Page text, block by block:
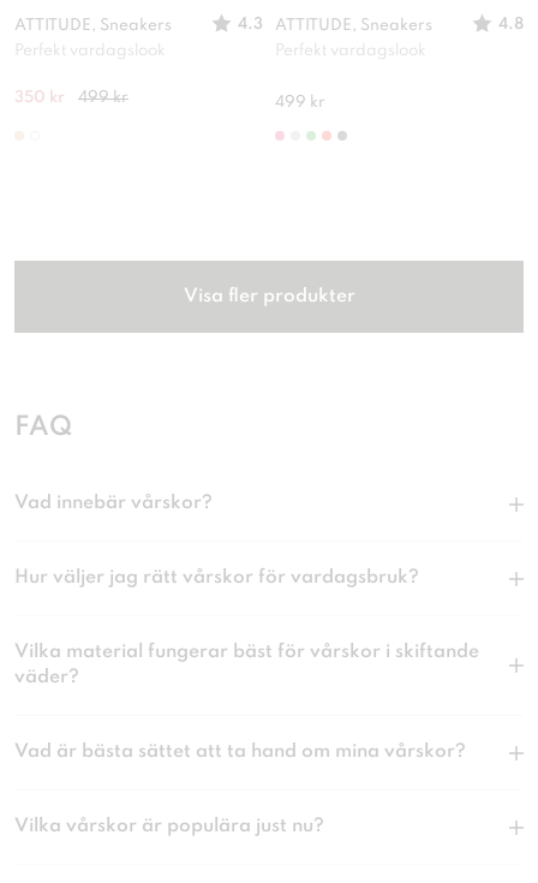
ATTITUDE, Sneakers
4.3
Perfekt vardagslook
350 kr 499 kr
ATTITUDE, Sneakers
4.8
Perfekt vardagslook
499 kr
Visa fler produkter
FAQ
Vad innebär vårskor?
Hur väljer jag rätt vårskor för vardagsbruk?
Vilka material fungerar bäst för vårskor i skiftande
väder?
Vad är bästa sättet att ta hand om mina vårskor?
Vilka vårskor är populära just nu?